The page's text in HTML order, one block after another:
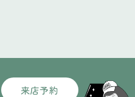
来店予約